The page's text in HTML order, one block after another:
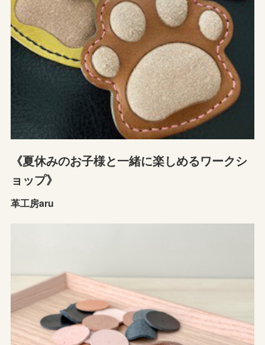
《夏休みのお子様と一緒に楽しめるワークシ
ョップ》
革工房aru